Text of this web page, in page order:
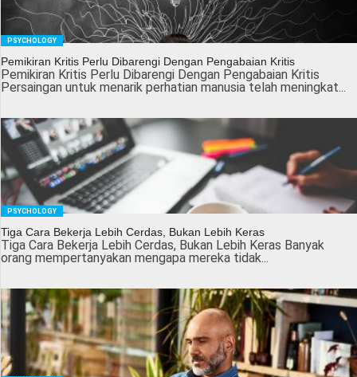
PSYCHOLOGY
Pemikiran Kritis Perlu Dibarengi Dengan Pengabaian Kritis
Pemikiran Kritis Perlu Dibarengi Dengan Pengabaian Kritis
Persaingan untuk menarik perhatian manusia telah meningkat...
PSYCHOLOGY
Tiga Cara Bekerja Lebih Cerdas, Bukan Lebih Keras
Tiga Cara Bekerja Lebih Cerdas, Bukan Lebih Keras Banyak
orang mempertanyakan mengapa mereka tidak...